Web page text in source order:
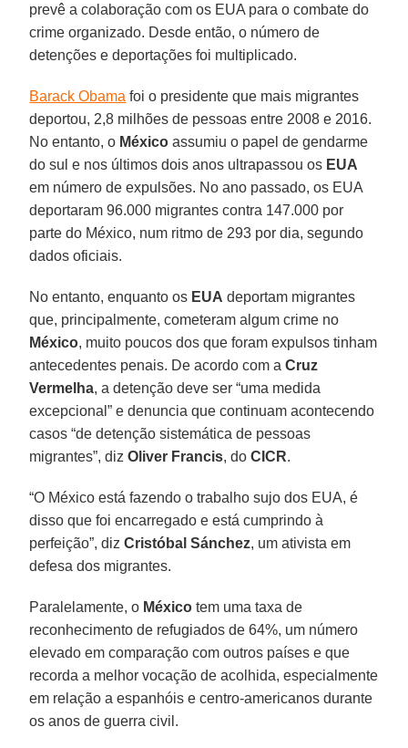
prevê a colaboração com os EUA para o combate do
crime organizado. Desde então, o número de
detenções e deportações foi multiplicado.
Barack Obama foi o presidente que mais migrantes
deportou, 2,8 milhões de pessoas entre 2008 e 2016.
No entanto, o México assumiu o papel de gendarme
do sul e nos últimos dois anos ultrapassou os EUA
em número de expulsões. No ano passado, os EUA
deportaram 96.000 migrantes contra 147.000 por
parte do México, num ritmo de 293 por dia, segundo
dados oficiais.
No entanto, enquanto os EUA deportam migrantes
que, principalmente, cometeram algum crime no
México, muito poucos dos que foram expulsos tinham
antecedentes penais. De acordo com aCruz
Vermelha, a detenção deve ser “uma medida
excepcional” e denuncia que continuam acontecendo
casos “de detenção sistemática de pessoas
migrantes”, dizOliver Francis, doCICR.
“O México está fazendo o trabalho sujo dos EUA, é
disso que foi encarregado e está cumprindo à
perfeição”, dizCristóbal Sánchez, um ativista em
defesa dos migrantes.
Paralelamente, o México tem uma taxa de
reconhecimento de refugiados de 64%, um número
elevado em comparação com outros países e que
recorda a melhor vocação de acolhida, especialmente
em relação a espanhóis e centro-americanos durante
os anos de guerra civil.